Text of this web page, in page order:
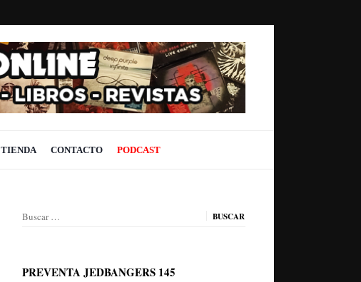
TIENDA CONTACTO PODCAST
Buscar:
PREVENTA JEDBANGERS 145